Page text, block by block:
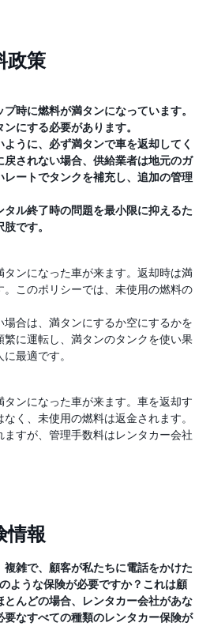
政策
時に燃料が満タンになっています。
にする必要があります。
うに、必ず満タンで車を返却してく
されない場合、供給業者は地元のガ
レートでタンクを補充し、追加の管理
ル終了時の問題を最小限に抑えるた
です。
ンになった車が来ます。返却時は満
。このポリシーでは、未使用の燃料の
合は、満タンにするか空にするかを
に運転し、満タンのタンクを使い果
最適です。
ンになった車が来ます。車を返却す
く、未使用の燃料は返金されます。
すが、管理手数料はレンタカー会社
情報
複雑で、顧客が私たちに電話をかけた
ような保険が必要ですか？これは顧
んどの場合、レンタカー会社があな
なすべての種類のレンタカー保険が